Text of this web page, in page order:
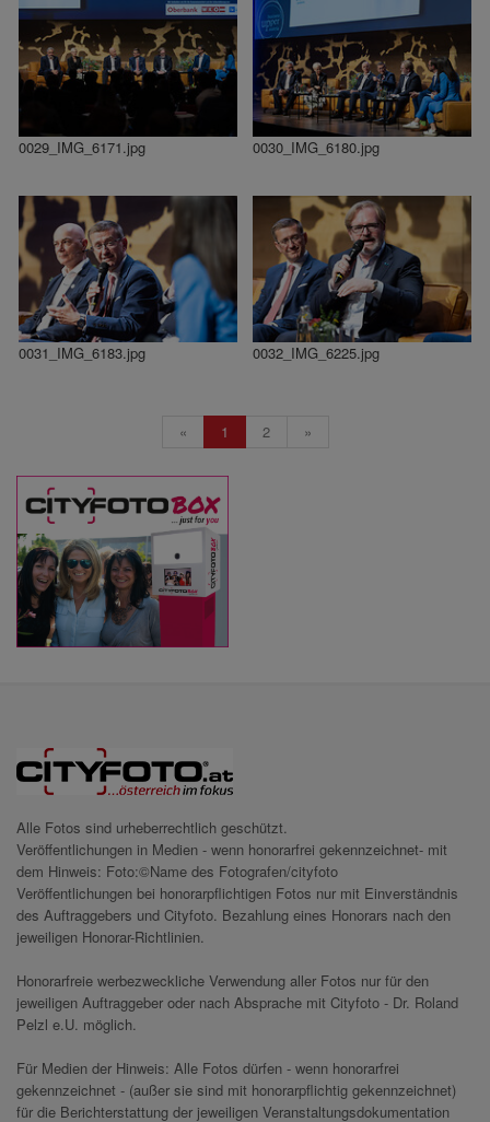
0029_IMG_6171.jpg 0030_IMG_6180.jpg
0031_IMG_6183.jpg 0032_IMG_6225.jpg
« 1 2 »
Alle Fotos sind urheberrechtlich geschützt.
Veröffentlichungen in Medien - wenn honorarfrei gekennzeichnet- mit
dem Hinweis: Foto:©Name des Fotografen/cityfoto
Veröffentlichungen bei honorarpflichtigen Fotos nur mit Einverständnis
des Auftraggebers und Cityfoto. Bezahlung eines Honorars nach den
jeweiligen Honorar-Richtlinien.
Honorarfreie werbezweckliche Verwendung aller Fotos nur für den
jeweiligen Auftraggeber oder nach Absprache mit Cityfoto - Dr. Roland
Pelzl e.U. möglich.
Für Medien der Hinweis: Alle Fotos dürfen - wenn honorarfrei
gekennzeichnet - (außer sie sind mit honorarpflichtig gekennzeichnet)
für die Berichterstattung der jeweiligen Veranstaltungsdokumentation